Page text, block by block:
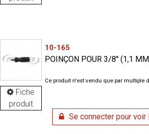
Fiche
produit
10-165
POINÇON POUR 3/8'' (1,1
Ce produit n'est vendu que par multiple
Se connecter pour voir